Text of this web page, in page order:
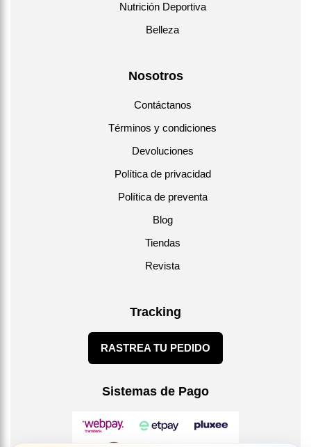
Nutrición Deportiva
Belleza
Nosotros
Contáctanos
Términos y condiciones
Devoluciones
Política de privacidad
Política de preventa
Blog
Tiendas
Revista
Tracking
RASTREA TU PEDIDO
Sistemas de Pago